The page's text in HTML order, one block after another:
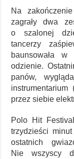
Na
zagrały dwa
o szalonej
tancerzy
baunsowała w
odzienie.
panów,
przez siebie
Polo Hit
trzydzieści
ostatnich
Nie wszyscy